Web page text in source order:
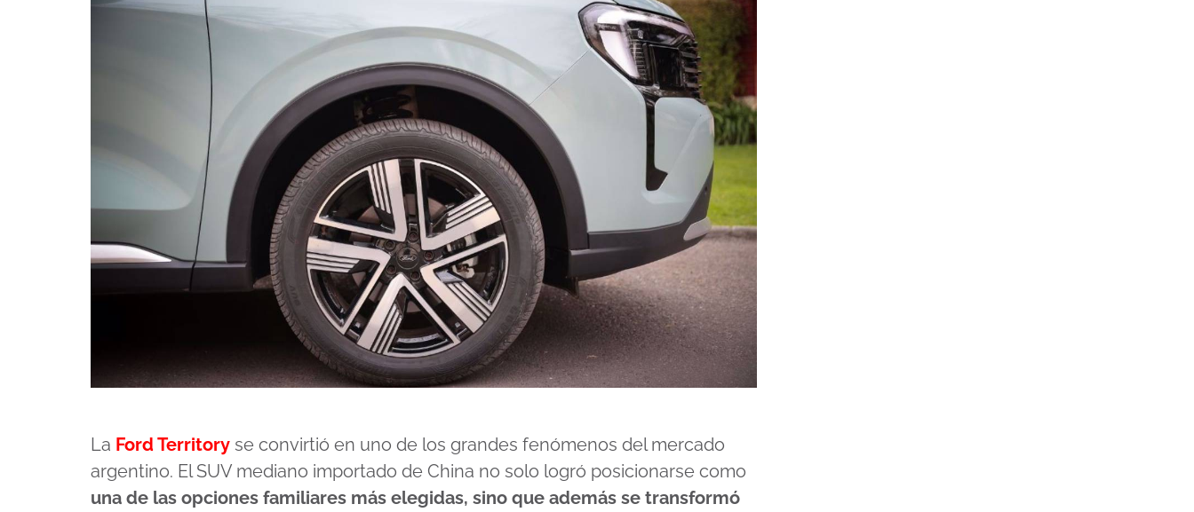
La Ford Territory se convirtió en uno de los grandes fenómenos del mercado
argentino. El SUV mediano importado de China no solo logró posicionarse como
una de las opciones familiares más elegidas, sino que además se transformó